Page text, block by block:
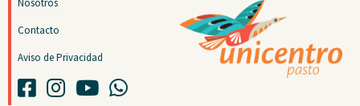
Contacto
Aviso de Privacidad